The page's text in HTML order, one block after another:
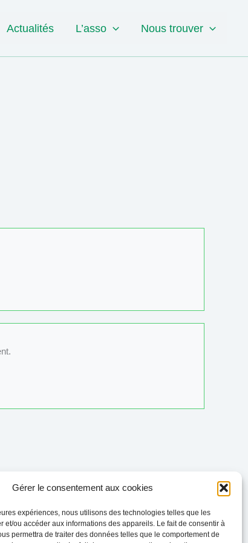
Gérer le consentement aux cookies
expériences, nous utilisons des technologies telles que les
et/ou accéder aux informations des appareils. Le fait de consentir à
permettra de traiter des données telles que le comportement de
Actualités L’asso Nous trouver
Évènement suivant→